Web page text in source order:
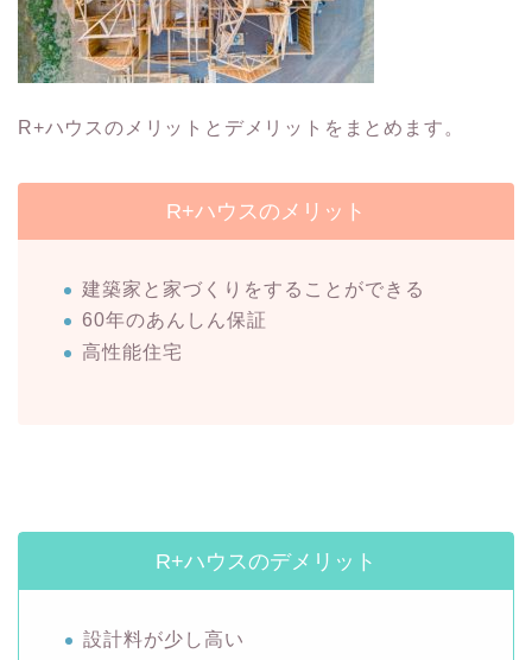
R+ハウスのメリットとデメリットをまとめます。
R+ハウスのメリット
建築家と家づくりをすることができる
60年のあんしん保証
高性能住宅
R+ハウスのデメリット
設計料が少し高い